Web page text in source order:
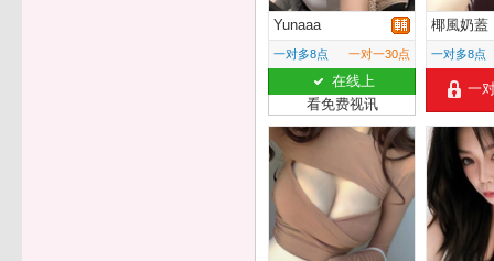
Yunaaa
一对多8点 一对一30点
在线上
看免费视讯
椰風奶蓋
一对多8点
一